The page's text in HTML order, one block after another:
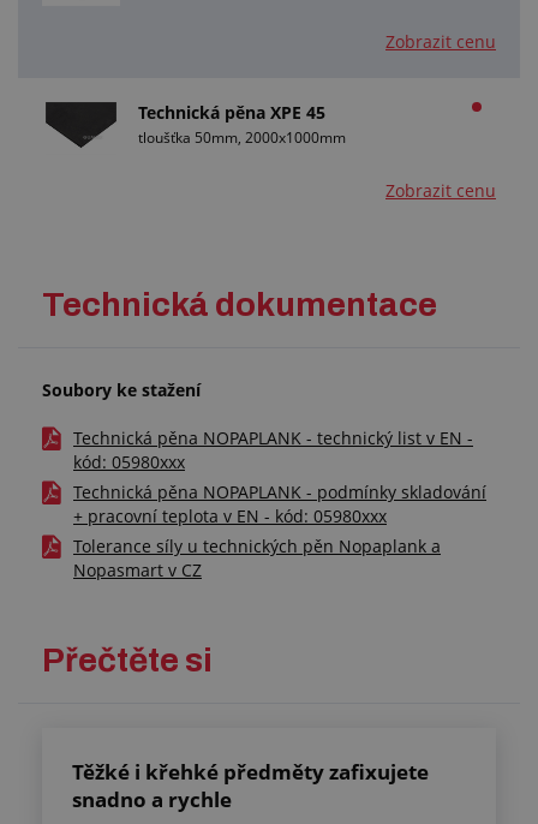
Zobrazit cenu
Technická pěna XPE 45
tloušťka 50mm, 2000x1000mm
Zobrazit cenu
Technická dokumentace
Soubory ke stažení
Technická pěna NOPAPLANK - technický list v EN -
kód: 05980xxx
Technická pěna NOPAPLANK - podmínky skladování
+ pracovní teplota v EN - kód: 05980xxx
Tolerance síly u technických pěn Nopaplank a
Nopasmart v CZ
Přečtěte si
Těžké i křehké předměty zafixujete
snadno a rychle